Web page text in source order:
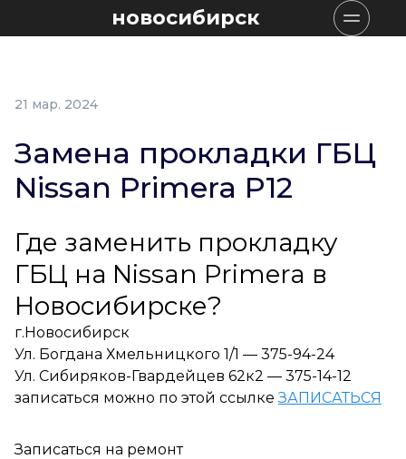
новосибирск
21 мар. 2024
Замена прокладки ГБЦ
Nissan Primera P12
Где заменить прокладку
ГБЦ на Nissan Primera в
Новосибирске?
г.Новосибирск
Ул. Богдана Хмельницкого 1/1 — 375-94-24
Ул. Сибиряков-Гвардейцев 62к2 — 375-14-12
записаться можно по этой ссылкеЗАПИСАТЬСЯ
Записаться на ремонт